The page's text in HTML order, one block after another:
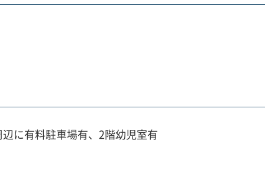
に有料駐車場有、2階幼児室有